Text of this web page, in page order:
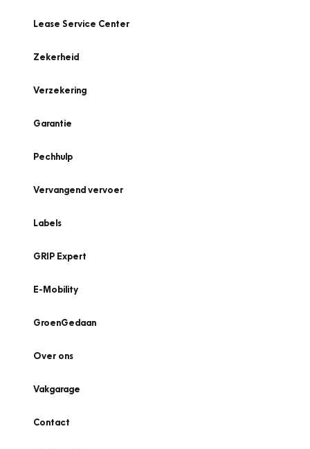
Lease Service Center
Zekerheid
Verzekering
Garantie
Pechhulp
Vervangend vervoer
Labels
GRIP Expert
E-Mobility
GroenGedaan
Over ons
Vakgarage
Contact